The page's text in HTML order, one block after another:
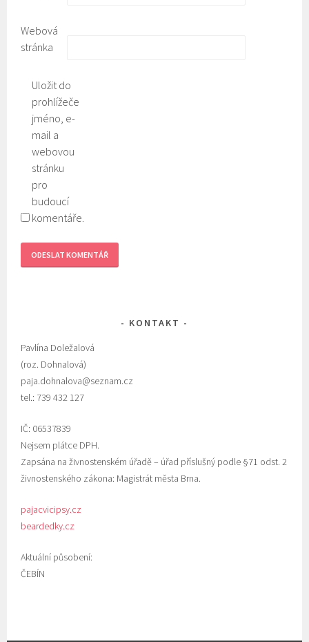
Webová
stránka
Uložit do
prohlížeče
jméno, e-
mail a
webovou
stránku
pro
budoucí
komentáře.
KONTAKT
Pavlína Doležalová
(roz. Dohnalová)
paja.dohnalova@seznam.cz
tel.: 739 432 127
IČ: 06537839
Nejsem plátce DPH.
Zapsána na živnostenském úřadě – úřad příslušný podle §71 odst. 2
živnostenského zákona: Magistrát města Brna.
pajacvicipsy.cz
beardedky.cz
Aktuální působení:
ČEBÍN